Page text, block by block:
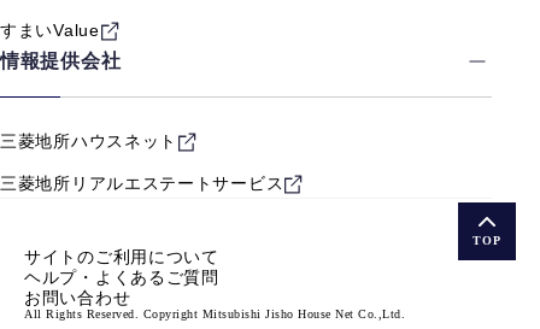
すまいValue
情報提供会社
三菱地所ハウスネット
三菱地所リアルエステートサービス
サイトのご利用について
ヘルプ・よくあるご質問
お問い合わせ
All Rights Reserved. Copyright Mitsubishi Jisho House Net Co.,Ltd.
TOP